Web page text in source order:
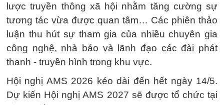
lược truyền thông xã hội nhằm tăng cường sự
tương tác vừa được quan tâm… Các phiên thảo
luận thu hút sự tham gia của nhiều chuyên gia
công nghệ, nhà báo và lãnh đạo các đài phát
thanh - truyền hình trong khu vực.
Hội nghị AMS 2026 kéo dài đến hết ngày 14/5.
Dự kiến Hội nghị AMS 2027 sẽ được tổ chức tại